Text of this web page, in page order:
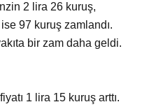
2 lira 26 kuruş,
97 kuruş zamlandı.
bir zam daha geldi.
1 lira 15 kuruş arttı.